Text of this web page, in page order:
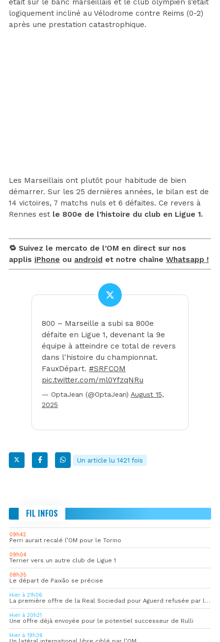
logiquement incliné au Vélodrome contre Reims (0-2)
après une prestation catastrophique.
Les Marseillais ont plutôt pour habitude de bien
démarrer. Sur les 25 dernières années, le bilan est de
14 victoires, 7 matchs nuls et 6 défaites. Ce revers à
Rennes est le 800e de l’histoire du club en Ligue 1.
🔁 Suivez le mercato de l’OM en direct sur nos
applis iPhone ou android et notre chaîne Whatsapp !
800 – Marseille a subi sa 800e
défaite en Ligue 1, devenant la 9e
équipe à atteindre ce total de revers
dans l'histoire du championnat.
FauxDépart. #SRFCOM
pic.twitter.com/ml0YfzqNRu
— OptaJean (@OptaJean) August 15,
2025
Un article lu 1421 fois
FIL INFOS
09h42
Perri aurait recalé l’OM pour le Torino
09h04
Terrier vers un autre club de Ligue 1
08h35
Le départ de Paixão se précise
Hier à 21h06
La première offre de la Real Sociedad pour Aguerd refusée par l’OM
Hier à 20h21
Une offre déjà envoyée pour le potentiel successeur de Rulli
Hier à 19h36